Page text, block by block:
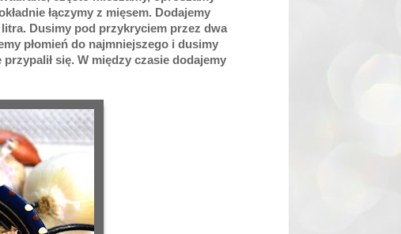
łączymy z mięsem. Dodajemy
litra. Dusimy pod przykryciem przez dwa
płomień do najmniejszego i dusimy
się. W między czasie dodajemy